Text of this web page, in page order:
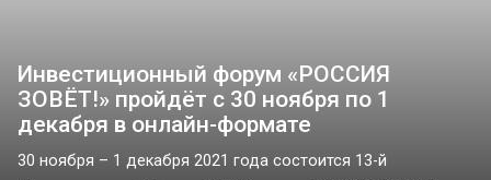
Инвестиционный форум «РОССИЯ
ЗОВЁТ!» пройдёт с 30 ноября по 1
декабря в онлайн-формате
30 ноября – 1 декабря 2021 года состоится 13-й